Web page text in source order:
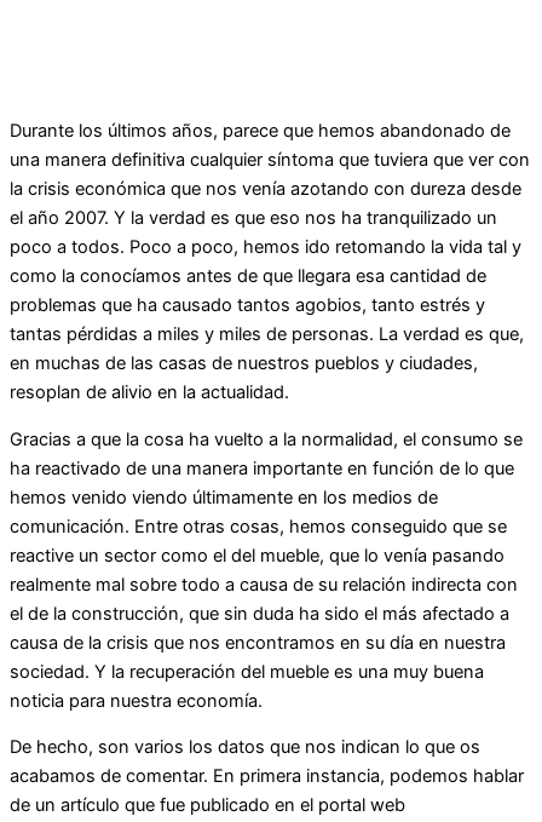
Durante los últimos años, parece que hemos abandonado de
una manera definitiva cualquier síntoma que tuviera que ver con
la crisis económica que nos venía azotando con dureza desde
el año 2007. Y la verdad es que eso nos ha tranquilizado un
poco a todos. Poco a poco, hemos ido retomando la vida tal y
como la conocíamos antes de que llegara esa cantidad de
problemas que ha causado tantos agobios, tanto estrés y
tantas pérdidas a miles y miles de personas. La verdad es que,
en muchas de las casas de nuestros pueblos y ciudades,
resoplan de alivio en la actualidad.
Gracias a que la cosa ha vuelto a la normalidad, el consumo se
ha reactivado de una manera importante en función de lo que
hemos venido viendo últimamente en los medios de
comunicación. Entre otras cosas, hemos conseguido que se
reactive un sector como el del mueble, que lo venía pasando
realmente mal sobre todo a causa de su relación indirecta con
el de la construcción, que sin duda ha sido el más afectado a
causa de la crisis que nos encontramos en su día en nuestra
sociedad. Y la recuperación del mueble es una muy buena
noticia para nuestra economía.
De hecho, son varios los datos que nos indican lo que os
acabamos de comentar. En primera instancia, podemos hablar
de un artículo que fue publicado en el portal web